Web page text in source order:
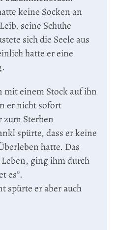
keine Socken an
seine Schuhe
sich die Seele aus
hatte er eine
mit einem Stock auf ihn
er nicht sofort
zum Sterben
spürte, dass er keine
hatte. Das
ging ihm durch
es”.
spürte er aber auch